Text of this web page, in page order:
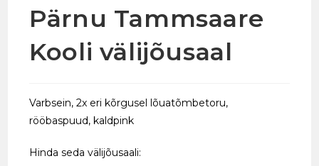
Pärnu Tammsaare
Kooli välijõusaal
Varbsein, 2x eri kõrgusel lõuatõmbetoru,
rööbaspuud, kaldpink
Hinda seda välijõusaali: